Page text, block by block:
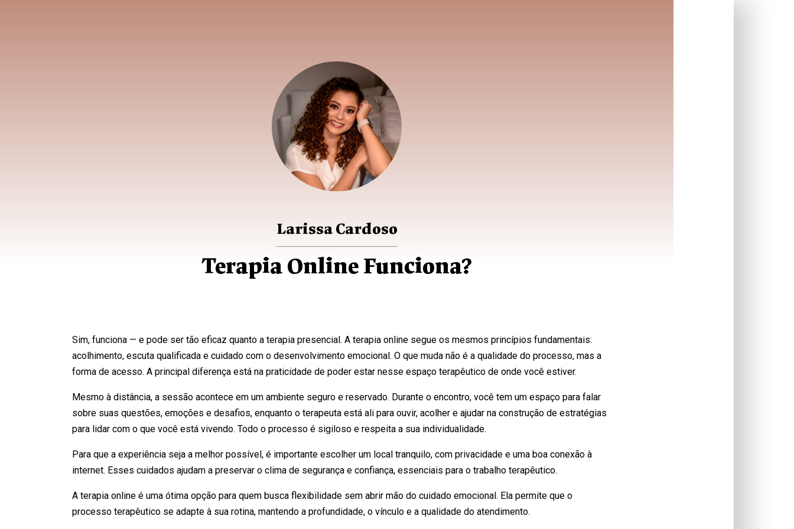
Larissa Cardoso
Terapia Online Funciona?
Sim, funciona — e pode ser tão eficaz quanto a terapia presencial. A terapia online segue os mesmos princípios fundamentais:
acolhimento, escuta qualificada e cuidado com o desenvolvimento emocional. O que muda não é a qualidade do processo, mas a
forma de acesso. A principal diferença está na praticidade de poder estar nesse espaço terapêutico de onde você estiver.
Mesmo à distância, a sessão acontece em um ambiente seguro e reservado. Durante o encontro, você tem um espaço para falar
sobre suas questões, emoções e desafios, enquanto o terapeuta está ali para ouvir, acolher e ajudar na construção de estratégias
para lidar com o que você está vivendo. Todo o processo é sigiloso e respeita a sua individualidade.
Para que a experiência seja a melhor possível, é importante escolher um local tranquilo, com privacidade e uma boa conexão à
internet. Esses cuidados ajudam a preservar o clima de segurança e confiança, essenciais para o trabalho terapêutico.
A terapia online é uma ótima opção para quem busca flexibilidade sem abrir mão do cuidado emocional. Ela permite que o
processo terapêutico se adapte à sua rotina, mantendo a profundidade, o vínculo e a qualidade do atendimento.